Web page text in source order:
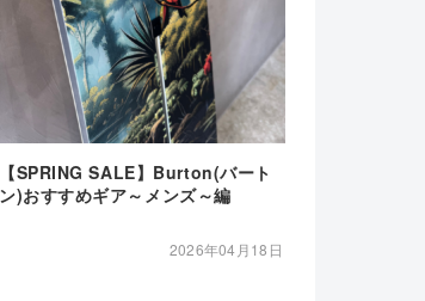
【SPRING SALE】Burton(バート
ン)おすすめギア～メンズ～編
2026年04月18日